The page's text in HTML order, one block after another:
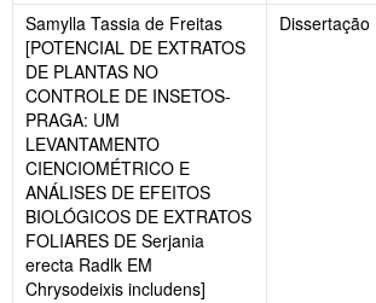
Samylla Tassia de Freitas
[POTENCIAL DE EXTRATOS
DE PLANTAS NO
CONTROLE DE INSETOS-
PRAGA: UM
LEVANTAMENTO
CIENCIOMÉTRICO E
ANÁLISES DE EFEITOS
BIOLÓGICOS DE EXTRATOS
FOLIARES DE Serjania
erecta Radlk EM
Chrysodeixis includens]
Dissertação